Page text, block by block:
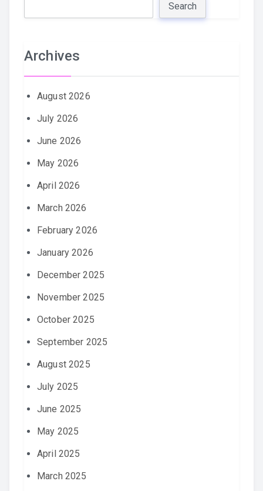
Search
Archives
August 2026
July 2026
June 2026
May 2026
April 2026
March 2026
February 2026
January 2026
December 2025
November 2025
October 2025
September 2025
August 2025
July 2025
June 2025
May 2025
April 2025
March 2025